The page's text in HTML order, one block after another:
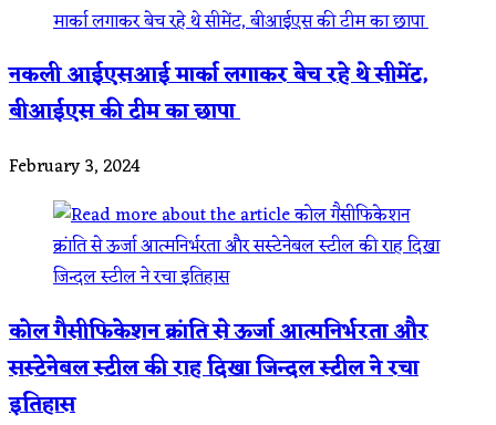
नकली आईएसआई मार्का लगाकर बेच रहे थे सीमेंट,
बीआईएस की टीम का छापा
February 3, 2024
कोल गैसीफिकेशन क्रांति से ऊर्जा आत्मनिर्भरता और
सस्टेनेबल स्टील की राह दिखा जिन्दल स्टील ने रचा
इतिहास